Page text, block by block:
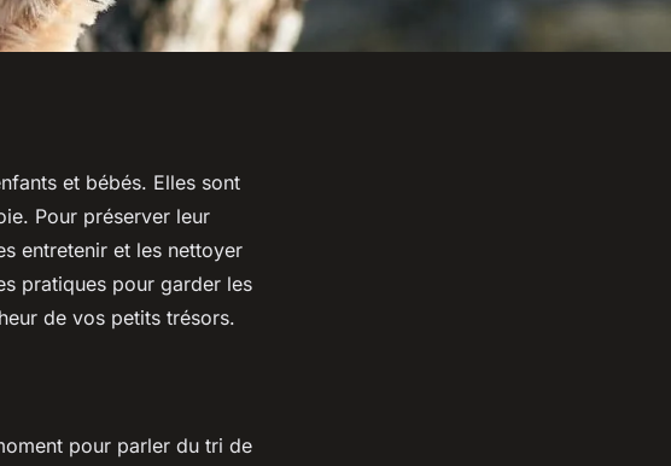
et bébés. Elles sont
Pour préserver leur
entretenir et les nettoyer
pratiques pour garder les
de vos petits trésors.
pour parler du tri de